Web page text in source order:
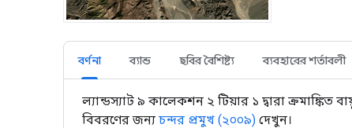
বর্ণনা ব্যান্ড ছবির বৈশিষ্ট্য ব্যবহারের শর্তাবলী
ল্যান্ডস্যাট ৯ কালেকশন ২ টিয়ার ১ দ্বারা ক্রমাঙ্কিত
বিবরণের জন্য চন্দর প্রমুখ (২০০৯) দেখুন।